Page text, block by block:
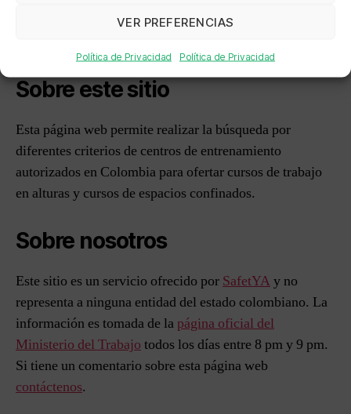
VER PREFERENCIAS
Política de Privacidad Política de Privacidad
Sobre este sitio
Esta página web permite realizar la búsqueda por
diferentes criterios de centros de entrenamiento
autorizados en Colombia para ofertar cursos de trabajo
en alturas y cursos de espacios confinados.
Sobre nosotros
Este sitio es un servicio ofrecido por SafetYAy no
representa a ninguna entidad del estado colombiano. La
información es tomada de la página oficial del
Ministerio del Trabajo todos los días entre 8 pm y 9 pm.
Si tiene un comentario sobre esta página web
contáctenos.